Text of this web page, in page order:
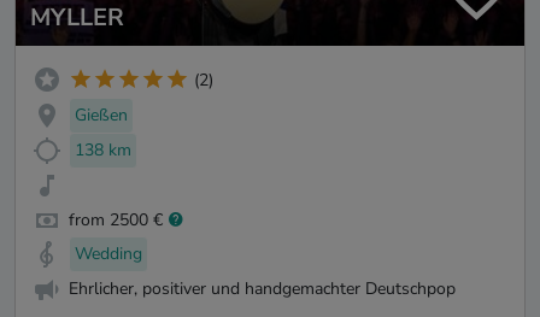
MYLLER
(2)
Gießen
138 km
from 2500 €
Wedding
Ehrlicher, positiver und handgemachter Deutschpop